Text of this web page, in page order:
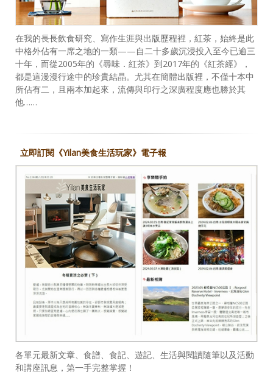
在我的長長飲食研究、寫作生涯與出版歷程裡，紅茶，始終是此
中格外佔有一席之地的一類——自二十多歲沉浸投入至今已逾三
十年，而從2005年的《尋味．紅茶》到2017年的《紅茶經》，
都是這漫漫行途中的珍貴結晶。尤其在簡體出版裡，不僅十本中
所佔有二，且兩本加起來，流傳與印行之深廣程度應也勝於其
他……
立即訂閱《Yilan美食生活玩家》電子報
各單元最新文章、食譜、食記、遊記、生活與閱讀隨筆以及活動
和講座訊息，第一手完整掌握！